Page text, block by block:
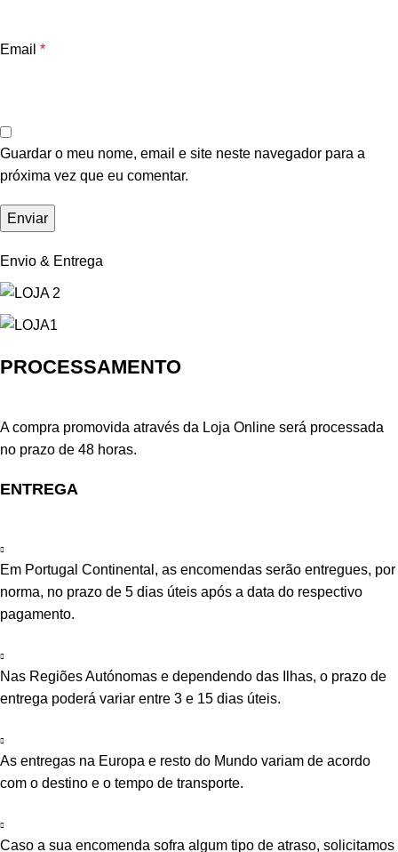
Email *
Guardar o meu nome, email e site neste navegador para a
próxima vez que eu comentar.
Envio & Entrega
PROCESSAMENTO
A compra promovida através da Loja Online será processada
no prazo de 48 horas.
ENTREGA
Em Portugal Continental, as encomendas serão entregues, por
norma, no prazo de 5 dias úteis após a data do respectivo
pagamento.
Nas Regiões Autónomas e dependendo das Ilhas, o prazo de
entrega poderá variar entre 3 e 15 dias úteis.
As entregas na Europa e resto do Mundo variam de acordo
com o destino e o tempo de transporte.
Caso a sua encomenda sofra algum tipo de atraso, solicitamos